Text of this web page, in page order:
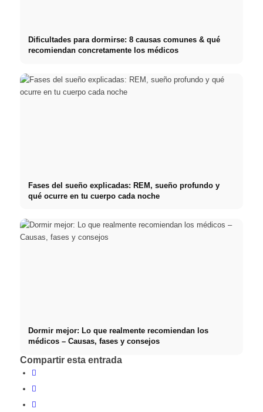
Dificultades para dormirse: 8 causas comunes & qué
recomiendan concretamente los médicos
Fases del sueño explicadas: REM, sueño profundo y
qué ocurre en tu cuerpo cada noche
Dormir mejor: Lo que realmente recomiendan los
médicos – Causas, fases y consejos
Compartir esta entrada